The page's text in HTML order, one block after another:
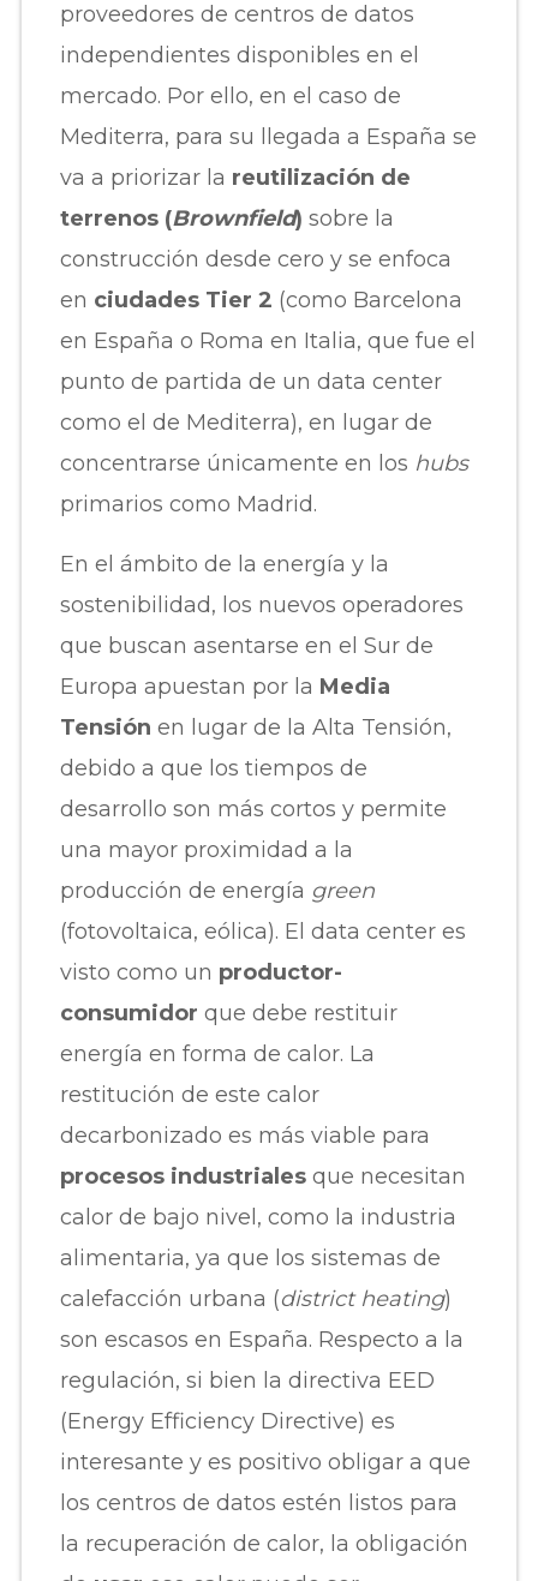
proveedores de centros de datos
independientes disponibles en el
mercado. Por ello, en el caso de
Mediterra, para su llegada a España se
va a priorizar la reutilización de
terrenos (Brownfield) sobre la
construcción desde cero y se enfoca
en ciudades Tier 2 (como Barcelona
en España o Roma en Italia, que fue el
punto de partida de un data center
como el de Mediterra), en lugar de
concentrarse únicamente en los hubs
primarios como Madrid.
En el ámbito de la energía y la
sostenibilidad, los nuevos operadores
que buscan asentarse en el Sur de
Europa apuestan por la Media
Tensión en lugar de la Alta Tensión,
debido a que los tiempos de
desarrollo son más cortos y permite
una mayor proximidad a la
producción de energía green
(fotovoltaica, eólica). El data center es
visto como un productor-
consumidor que debe restituir
energía en forma de calor. La
restitución de este calor
decarbonizado es más viable para
procesos industriales que necesitan
calor de bajo nivel, como la industria
alimentaria, ya que los sistemas de
calefacción urbana (district heating)
son escasos en España. Respecto a la
regulación, si bien la directiva EED
(Energy Efficiency Directive) es
interesante y es positivo obligar a que
los centros de datos estén listos para
la recuperación de calor, la obligación